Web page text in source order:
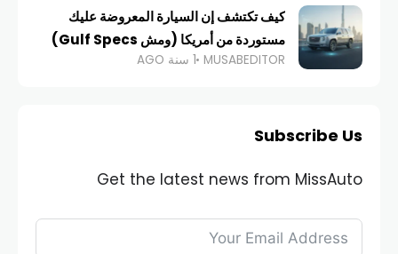
كيف تكتشف إن السيارة المعروضة عليك
مستوردة من أمريكا (ومش Gulf Specs)
MUSABEDITOR 1 سنة AGO
Subscribe Us
Get the latest news from MissAuto